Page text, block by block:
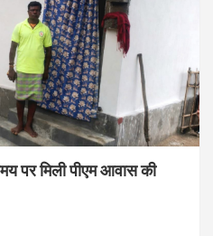
पर मिली पीएम आवास की